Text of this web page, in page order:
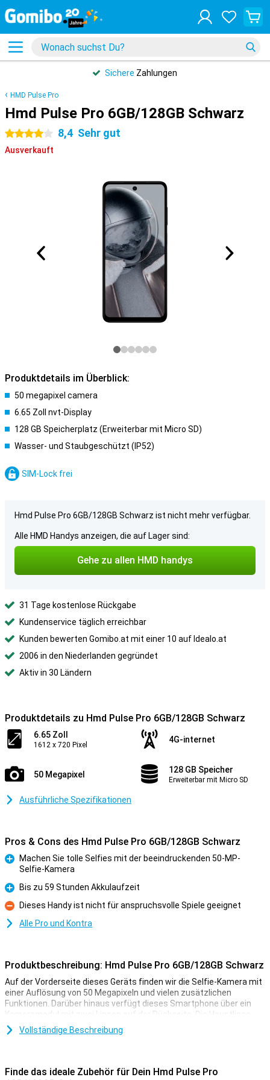
Sichere Zahlungen
HMD Pulse Pro
Hmd Pulse Pro 6GB/128GB Schwarz
4 Sterne 8,4 Sehr gut
Ausverkauft
Produktdetails im Überblick:
50 megapixel camera
6.65 Zoll nvt-Display
128 GB Speicherplatz (Erweiterbar mit Micro SD)
Wasser- und Staubgeschützt (IP52)
SIM-Lock frei
Hmd Pulse Pro 6GB/128GB Schwarz ist nicht mehr verfügbar.
Alle HMD Handys anzeigen, die auf Lager sind:
Gehe zu allen HMD handys
31 Tage kostenlose Rückgabe
Kundenservice täglich erreichbar
Kunden bewerten Gomibo.at mit einer 10 auf Idealo.at
2006 in den Niederlanden gegründet
Aktiv in 30 Ländern
Produktdetails zu Hmd Pulse Pro 6GB/128GB Schwarz
6.65 Zoll
1612 x 720 Pixel
4G-internet
50 Megapixel 128 GB Speicher
Erweiterbar mit Micro SD
Ausführliche Spezifikationen
Pros & Cons des Hmd Pulse Pro 6GB/128GB Schwarz
Machen Sie tolle Selfies mit der beeindruckenden 50-MP-
Selfie-Kamera
Pro
Bis zu 59 Stunden Akkulaufzeit
Kontra
Dieses Handy ist nicht für anspruchsvolle Spiele geeignet
Alle Pro und Kontra
Produktbeschreibung: Hmd Pulse Pro 6GB/128GB Schwarz
Auf der Vorderseite dieses Geräts finden wir die Selfie-Kamera mit
einer Auflösung von 50 Megapixeln und vielen zusätzlichen
Funktionen. Darüber hinaus verfügt dieses Smartphone über ein
Kameramodul mit zwei Linsen auf der Rückseite. Die Hauptlinse
hat eine Auflösung von 50 Megapixeln, was bedeutet, dass Sie
schöne Bilder aufnehmen können. Sie verwenden diese Kamera für
Auflösung von 2 Megapixeln.
Vollständige Beschreibung
Finde das ideale Zubehör für Dein Hmd Pulse Pro